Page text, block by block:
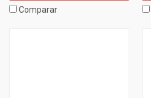
Comparar